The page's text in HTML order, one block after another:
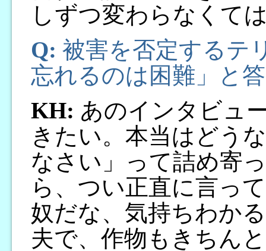
しずつ変わらなくて
Q: 被害を否定するテ
忘れるのは困難」と
KH: あのインタビュ
きたい。本当はどう
なさい」って詰め寄
ら、つい正直に言っ
奴だな、気持ちわか
夫で、作物もきちん